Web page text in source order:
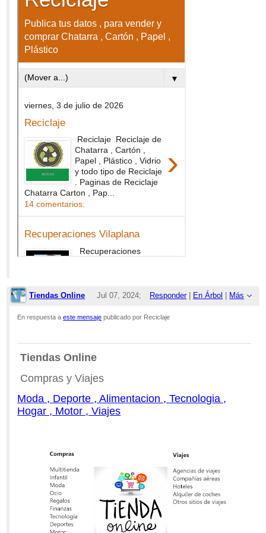
Tiendas Online Responder| En Árbol Más
Jul 07, 2024;
11:06am
En respuesta aeste mensaje publicado por Reciclaje
Tiendas Online
Compras y Viajes
Moda , Deporte , Alimentacion , Tecnologia ,
Hogar , Motor , Viajes